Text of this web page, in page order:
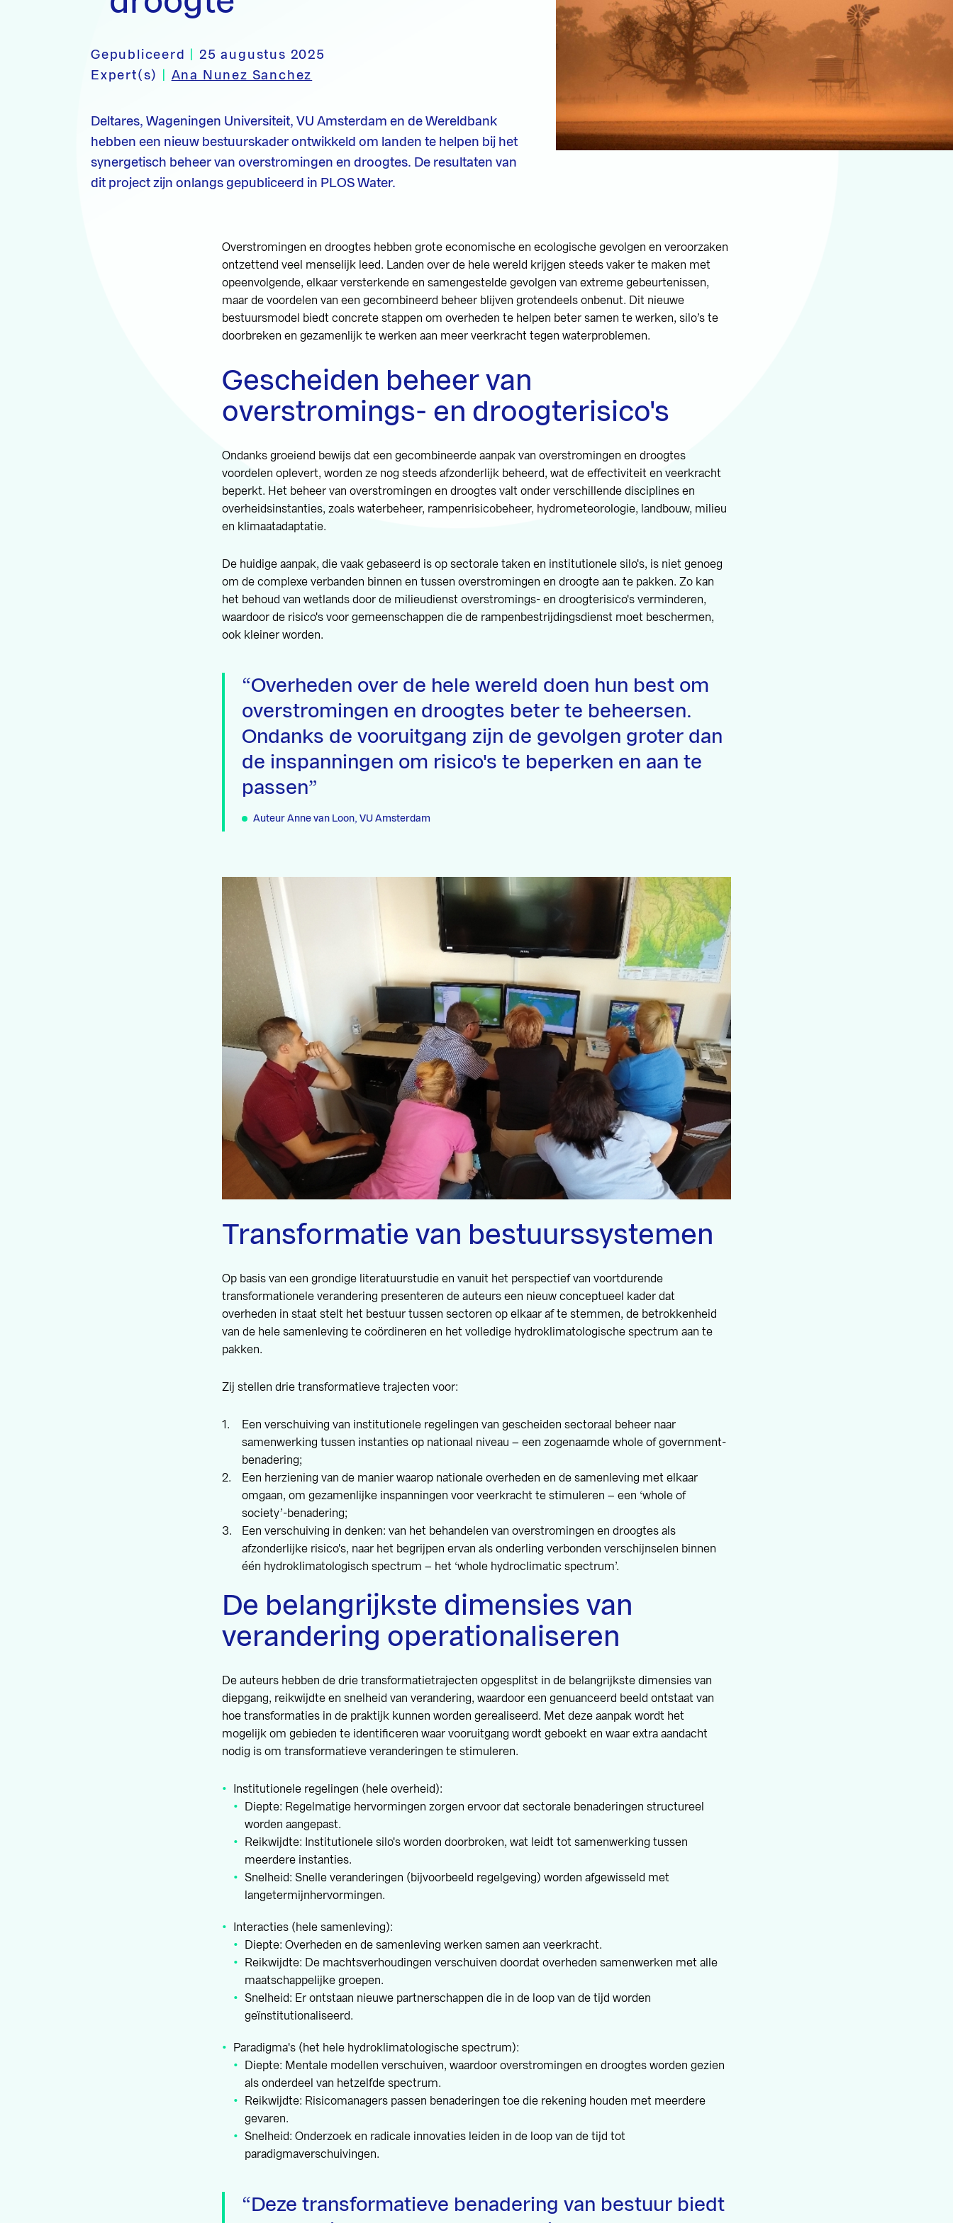
Gepubliceerd
25 augustus 2025
Expert(s)
Ana Nunez Sanchez
Deltares, Wageningen Universiteit, VU Amsterdam en de Wereldbank
hebben een nieuw bestuurskader ontwikkeld om landen te helpen bij het
synergetisch beheer van overstromingen en droogtes. De resultaten van
dit project zijn onlangs gepubliceerd in PLOS Water.
Overstromingen en droogtes hebben grote economische en ecologische gevolgen en veroorzaken
ontzettend veel menselijk leed. Landen over de hele wereld krijgen steeds vaker te maken met
opeenvolgende, elkaar versterkende en samengestelde gevolgen van extreme gebeurtenissen,
maar de voordelen van een gecombineerd beheer blijven grotendeels onbenut. Dit nieuwe
bestuursmodel biedt concrete stappen om overheden te helpen beter samen te werken, silo’s te
doorbreken en gezamenlijk te werken aan meer veerkracht tegen waterproblemen.
Gescheiden beheer van
overstromings- en droogterisico's
Ondanks groeiend bewijs dat een gecombineerde aanpak van overstromingen en droogtes
voordelen oplevert, worden ze nog steeds afzonderlijk beheerd, wat de effectiviteit en veerkracht
beperkt. Het beheer van overstromingen en droogtes valt onder verschillende disciplines en
overheidsinstanties, zoals waterbeheer, rampenrisicobeheer, hydrometeorologie, landbouw, milieu
en klimaatadaptatie.
De huidige aanpak, die vaak gebaseerd is op sectorale taken en institutionele silo's, is niet genoeg
om de complexe verbanden binnen en tussen overstromingen en droogte aan te pakken. Zo kan
het behoud van wetlands door de milieudienst overstromings- en droogterisico's verminderen,
waardoor de risico's voor gemeenschappen die de rampenbestrijdingsdienst moet beschermen,
ook kleiner worden.
Overheden over de hele wereld doen hun best om
overstromingen en droogtes beter te beheersen.
Ondanks de vooruitgang zijn de gevolgen groter dan
de inspanningen om risico's te beperken en aan te
passen
Auteur Anne van Loon, VU Amsterdam
Transformatie van bestuurssystemen
Op basis van een grondige literatuurstudie en vanuit het perspectief van voortdurende
transformationele verandering presenteren de auteurs een nieuw conceptueel kader dat
overheden in staat stelt het bestuur tussen sectoren op elkaar af te stemmen, de betrokkenheid
van de hele samenleving te coördineren en het volledige hydroklimatologische spectrum aan te
pakken.
Zij stellen drie transformatieve trajecten voor:
Een verschuiving van institutionele regelingen van gescheiden sectoraal beheer naar
samenwerking tussen instanties op nationaal niveau – een zogenaamde whole of government-
benadering;
Een herziening van de manier waarop nationale overheden en de samenleving met elkaar
omgaan, om gezamenlijke inspanningen voor veerkracht te stimuleren – een ‘whole of
society’-benadering;
Een verschuiving in denken: van het behandelen van overstromingen en droogtes als
afzonderlijke risico's, naar het begrijpen ervan als onderling verbonden verschijnselen binnen
één hydroklimatologisch spectrum – het ‘whole hydroclimatic spectrum’.
De belangrijkste dimensies van
verandering operationaliseren
De auteurs hebben de drie transformatietrajecten opgesplitst in de belangrijkste dimensies van
diepgang, reikwijdte en snelheid van verandering, waardoor een genuanceerd beeld ontstaat van
hoe transformaties in de praktijk kunnen worden gerealiseerd. Met deze aanpak wordt het
mogelijk om gebieden te identificeren waar vooruitgang wordt geboekt en waar extra aandacht
nodig is om transformatieve veranderingen te stimuleren.
Institutionele regelingen (hele overheid):
Diepte: Regelmatige hervormingen zorgen ervoor dat sectorale benaderingen structureel
worden aangepast.
Reikwijdte: Institutionele silo's worden doorbroken, wat leidt tot samenwerking tussen
meerdere instanties.
Snelheid: Snelle veranderingen (bijvoorbeeld regelgeving) worden afgewisseld met
langetermijnhervormingen.
Interacties (hele samenleving):
Diepte: Overheden en de samenleving werken samen aan veerkracht.
Reikwijdte: De machtsverhoudingen verschuiven doordat overheden samenwerken met alle
maatschappelijke groepen.
Snelheid: Er ontstaan nieuwe partnerschappen die in de loop van de tijd worden
geïnstitutionaliseerd.
Paradigma's (het hele hydroklimatologische spectrum):
Diepte: Mentale modellen verschuiven, waardoor overstromingen en droogtes worden gezien
als onderdeel van hetzelfde spectrum.
Reikwijdte: Risicomanagers passen benaderingen toe die rekening houden met meerdere
gevaren.
Snelheid: Onderzoek en radicale innovaties leiden in de loop van de tijd tot
paradigmaverschuivingen.
Deze transformatieve benadering van bestuur biedt